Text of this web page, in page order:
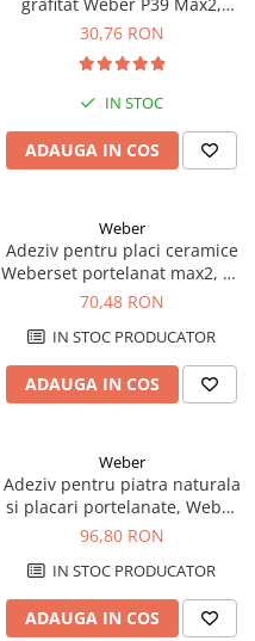
grafitat Weber P39 Max2,
exterior, 25 kg
30,76 RON
IN STOC
ADAUGA IN COS
Weber
Adeziv pentru placi ceramice
Weberset portelanat max2, 25
kg
70,48 RON
IN STOC PRODUCATOR
ADAUGA IN COS
Weber
Adeziv pentru piatra naturala
si placari portelanate, Weber
Marmoplus, 25 kg
96,80 RON
IN STOC PRODUCATOR
ADAUGA IN COS